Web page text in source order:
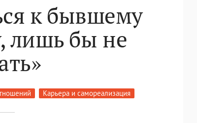
к бывшему
лишь бы не
Карьера и самореализация